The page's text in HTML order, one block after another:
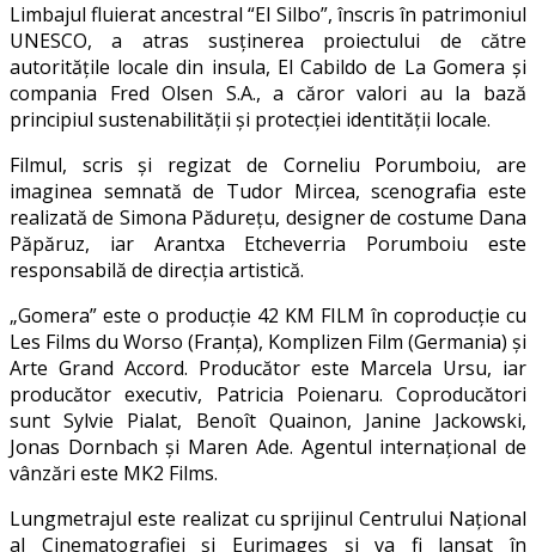
Limbajul fluierat ancestral “El Silbo”, înscris în patrimoniul
UNESCO, a atras susținerea proiectului de către
autoritățile locale din insula, El Cabildo de La Gomera și
compania Fred Olsen S.A., a căror valori au la bază
principiul sustenabilității și protecției identității locale.
Filmul, scris și regizat de Corneliu Porumboiu, are
imaginea semnată de Tudor Mircea, scenografia este
realizată de Simona Pădurețu, designer de costume Dana
Păpăruz, iar Arantxa Etcheverria Porumboiu este
responsabilă de direcția artistică.
„Gomera” este o producție 42 KM FILM în coproducție cu
Les Films du Worso (Franța), Komplizen Film (Germania) și
Arte Grand Accord. Producător este Marcela Ursu, iar
producător executiv, Patricia Poienaru. Coproducători
sunt Sylvie Pialat, Benoît Quainon, Janine Jackowski,
Jonas Dornbach și Maren Ade. Agentul internațional de
vânzări este MK2 Films.
Lungmetrajul este realizat cu sprijinul Centrului Național
al Cinematografiei și Eurimages și va fi lansat în